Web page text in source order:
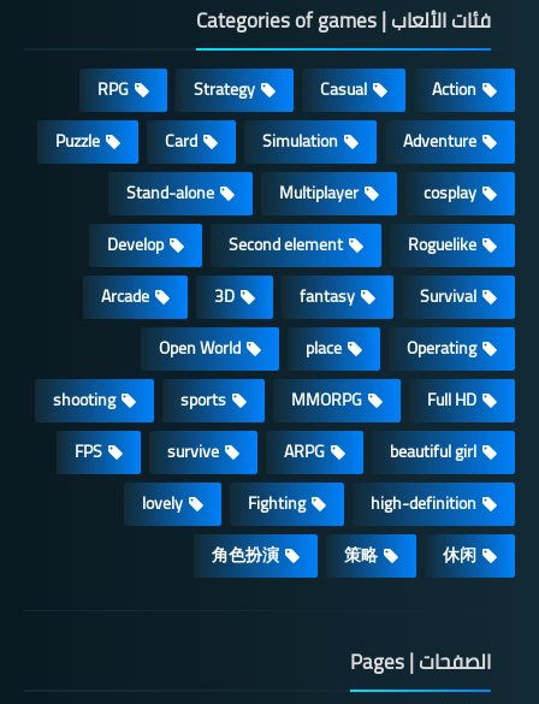
فئات الألعاب | Categories of games
Action
Casual
Strategy
RPG
Adventure
Simulation
Card
Puzzle
cosplay
Multiplayer
Stand-alone
Roguelike
Second element
Develop
Survival
fantasy
3D
Arcade
Operating
place
Open World
Full HD
MMORPG
sports
shooting
beautiful girl
ARPG
survive
FPS
high-definition
Fighting
lovely
休闲
策略
角色扮演
الصفحات | Pages